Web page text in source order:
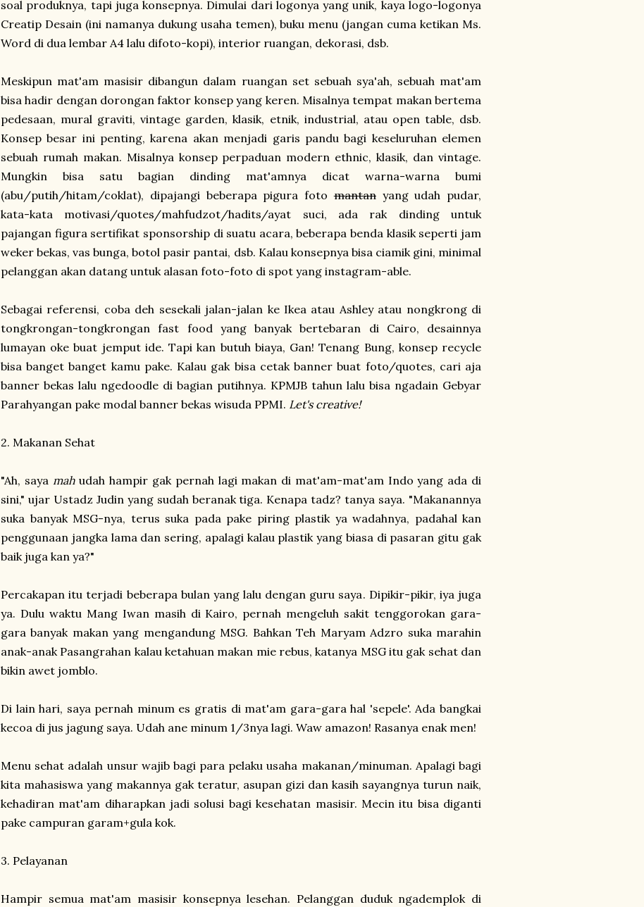
soal produknya, tapi juga konsepnya. Dimulai dari logonya yang unik, kaya logo-logonya
Creatip Desain (ini namanya dukung usaha temen), buku menu (jangan cuma ketikan Ms.
Word di dua lembar A4 lalu difoto-kopi), interior ruangan, dekorasi, dsb.
Meskipun mat'am masisir dibangun dalam ruangan set sebuah sya'ah, sebuah mat'am
bisa hadir dengan dorongan faktor konsep yang keren. Misalnya tempat makan bertema
pedesaan, mural graviti, vintage garden, klasik, etnik, industrial, atau open table, dsb.
Konsep besar ini penting, karena akan menjadi garis pandu bagi keseluruhan elemen
sebuah rumah makan. Misalnya konsep perpaduan modern ethnic, klasik, dan vintage.
Mungkin bisa satu bagian dinding mat'amnya dicat warna-warna bumi
(abu/putih/hitam/coklat), dipajangi beberapa pigura fotomantanyang udah pudar,
kata-kata motivasi/quotes/mahfudzot/hadits/ayat suci, ada rak dinding untuk
pajangan figura sertifikat sponsorship di suatu acara, beberapa benda klasik seperti jam
weker bekas, vas bunga, botol pasir pantai, dsb. Kalau konsepnya bisa ciamik gini, minimal
pelanggan akan datang untuk alasan foto-foto di spot yang instagram-able.
Sebagai referensi, coba deh sesekali jalan-jalan ke Ikea atau Ashley atau nongkrong di
tongkrongan-tongkrongan fast food yang banyak bertebaran di Cairo, desainnya
lumayan oke buat jemput ide. Tapi kan butuh biaya, Gan! Tenang Bung, konsep recycle
bisa banget banget kamu pake. Kalau gak bisa cetak banner buat foto/quotes, cari aja
banner bekas lalu ngedoodle di bagian putihnya. KPMJB tahun lalu bisa ngadain Gebyar
Parahyangan pake modal banner bekas wisuda PPMI. Let's creative!
2. Makanan Sehat
"Ah, saya mahudah hampir gak pernah lagi makan di mat'am-mat'am Indo yang ada di
sini," ujar Ustadz Judin yang sudah beranak tiga. Kenapa tadz? tanya saya. "Makanannya
suka banyak MSG-nya, terus suka pada pake piring plastik ya wadahnya, padahal kan
penggunaan jangka lama dan sering, apalagi kalau plastik yang biasa di pasaran gitu gak
baik juga kan ya?"
Percakapan itu terjadi beberapa bulan yang lalu dengan guru saya. Dipikir-pikir, iya juga
ya. Dulu waktu Mang Iwan masih di Kairo, pernah mengeluh sakit tenggorokan gara-
gara banyak makan yang mengandung MSG. Bahkan Teh Maryam Adzro suka marahin
anak-anak Pasangrahan kalau ketahuan makan mie rebus, katanya MSG itu gak sehat dan
bikin awet jomblo.
Di lain hari, saya pernah minum es gratis di mat'am gara-gara hal 'sepele'. Ada bangkai
kecoa di jus jagung saya. Udah ane minum 1/3nya lagi. Waw amazon! Rasanya enak men!
Menu sehat adalah unsur wajib bagi para pelaku usaha makanan/minuman. Apalagi bagi
kita mahasiswa yang makannya gak teratur, asupan gizi dan kasih sayangnya turun naik,
kehadiran mat'am diharapkan jadi solusi bagi kesehatan masisir. Mecin itu bisa diganti
pake campuran garam+gula kok.
3. Pelayanan
Hampir semua mat'am masisir konsepnya lesehan. Pelanggan duduk ngademplok di